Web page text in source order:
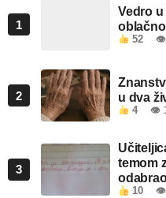
1
Vedro
52 👁
2
u dva
4 👁
3
temom
10 👁